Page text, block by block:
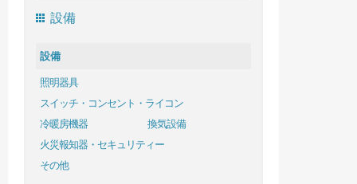
設備
設備
照明器具
スイッチ・コンセント・ライコン
冷暖房機器
換気設備
火災報知器・セキュリティー
その他